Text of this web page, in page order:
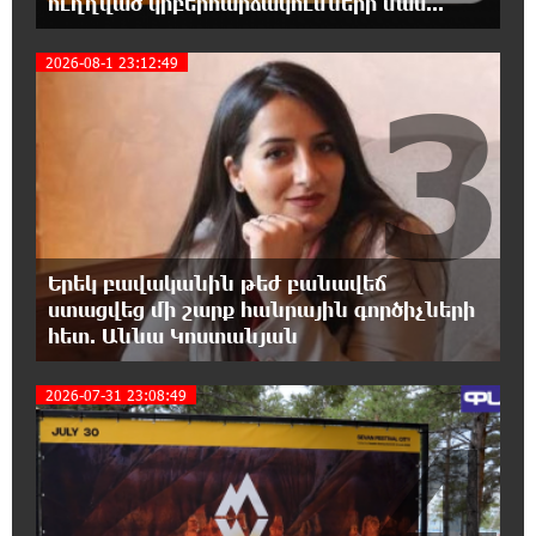
6:32:20 6-08-2026
Նոր պարտքեր են ներգրավում ճեղքերը
փակելու համար. «Փաստ»
6:01:15 6-08-2026
Անհավասարակշռության և նոր
կախվածության վտանգները. «Փաստ»
0:57:28 6-08-2026
Ես հավատում եմ, որ «Արարարտ-
Արմենիան» ունակ է անցնել որակավորման
Գերմանիայում ահաբեկչության գործով
քննություն է սկսվել Լայպցիգի
օդանավակայանում պայթուցիկով անօդաչու սարք
2026-08-1 23:12:49
Երեկ բավականին թեժ բանավեճ
ստացվեց մի շարք հանրային գործիչների
հետ. Աննա Կոստանյան
3
2026-07-31 23:08:49